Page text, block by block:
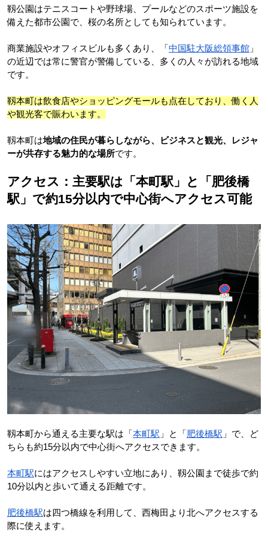
靱公園はテニスコートや野球場、プールなどのスポーツ施設を
備えた都市公園で、桜の名所としても知られています。
商業施設やオフィスビルも多くあり、「 中国駐大阪総領事館」
の近辺では常に警官が警備している、多くの人々が訪れる地域
です。
靱本町は飲食店やショッピングモールも点在しており、働く人
や観光客で賑わいます。
靱本町は地域の住民が暮らしながら、ビジネスと観光、レジャ
ーが共存する魅力的な場所です。
アクセス：主要駅は「本町駅」と「肥後橋
駅」で約15分以内で中心街へアクセス可能
靱本町から通える主要な駅は「 本町駅 」と「 肥後橋駅 」で、ど
ちらも約15分以内で中心街へアクセスできます。
本町駅にはアクセスしやすい立地にあり、靱公園まで徒歩で約
10分以内と歩いて通える距離です。
肥後橋駅は四つ橋線を利用して、西梅田より北へアクセスする
際に使えます。